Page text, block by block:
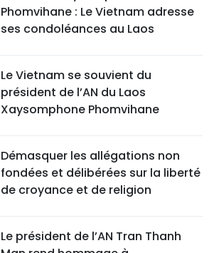
Phomvihane : Le Vietnam adresse
ses condoléances au Laos
Le Vietnam se souvient du
président de l’AN du Laos
Xaysomphone Phomvihane
Démasquer les allégations non
fondées et délibérées sur la liberté
de croyance et de religion
Le président de l’AN Tran Thanh